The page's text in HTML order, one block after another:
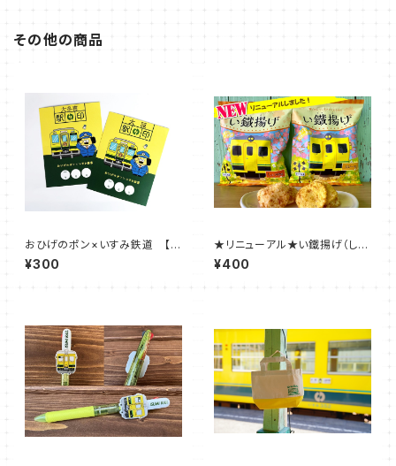
その他の商品
おひげのポン×いすみ鉄道 【駅
印】
¥300
★リニューアル★い鐵揚げ（しょ
うゆ味・カレー味）
¥400